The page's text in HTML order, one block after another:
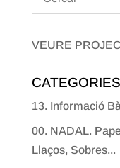
VEURE
CATEGORIES
13. Informació
00. NADAL.
Llaços, Sobres...